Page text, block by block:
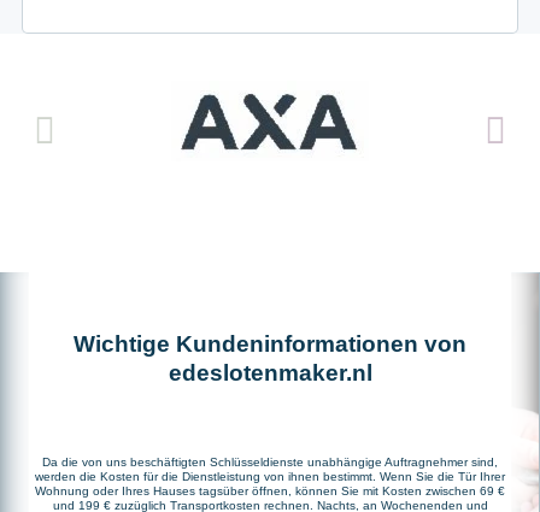
Wichtige Kundeninformationen von
edeslotenmaker.nl
Da die von uns beschäftigten Schlüsseldienste unabhängige Auftragnehmer sind,
werden die Kosten für die Dienstleistung von ihnen bestimmt. Wenn Sie die Tür Ihrer
Wohnung oder Ihres Hauses tagsüber öffnen, können Sie mit Kosten zwischen 69 €
und 199 € zuzüglich Transportkosten rechnen. Nachts, an Wochenenden und